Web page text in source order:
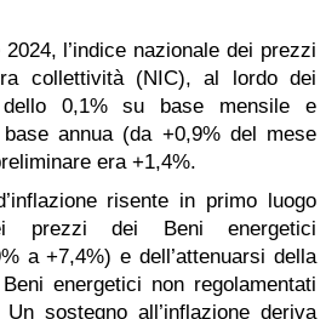
l’indice nazionale dei prezzi
collettività (NIC), al lordo dei
dello 0,1% su base mensile e
base annua (da +0,9% del mese
era +1,4%.
risente in primo luogo
prezzi dei Beni energetici
a +7,4%) e dell’attenuarsi della
energetici non regolamentati
sostegno all’inflazione deriva